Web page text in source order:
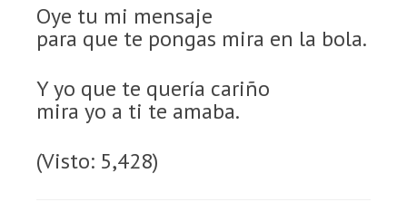
Oye tu mi mensaje
para que te pongas mira en la bola.
Y yo que te quería cariño
mira yo a ti te amaba.
(Visto: 5,428)